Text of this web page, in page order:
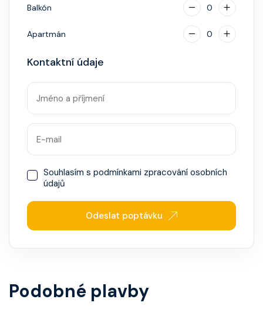
Balkón 0
Apartmán 0
Kontaktní údaje
Souhlasím s podmínkami zpracování osobních
údajů
Odeslat poptávku
Podobné plavby